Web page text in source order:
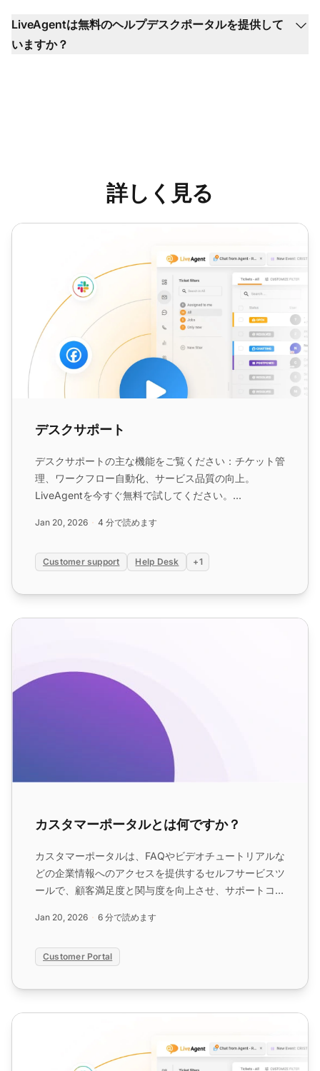
LiveAgentは無料のヘルプデスクポータルを提供して
いますか？
詳しく見る
デスクサポート
デスクサポート
デスクサポートの主な機能をご覧ください：チケット管
理、ワークフロー自動化、サービス品質の向上。
LiveAgentを今すぐ無料で試してください。...
Jan 20, 2026 4 分で読めます
Customer support Help Desk +1
カスタマーポータルとは何ですか？
カスタマーポータルとは何ですか？
カスタマーポータルは、FAQやビデオチュートリアルな
どの企業情報へのアクセスを提供するセルフサービスツ
ールで、顧客満足度と関与度を向上させ、サポートコス
にし、効率を向上させ、ワークロードを削減します。...
Jan 20, 2026 6 分で読めます
Customer Portal
Webヘルプデスク